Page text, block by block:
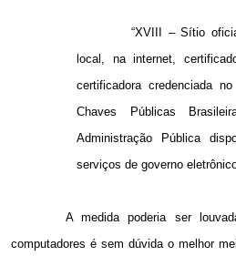
“XVIII – Sítio
local, na internet,
certificadora credenciada
Chaves Públicas
Administração Pública
serviços de governo
A medida poderia ser
computadores é sem dúvida o melhor